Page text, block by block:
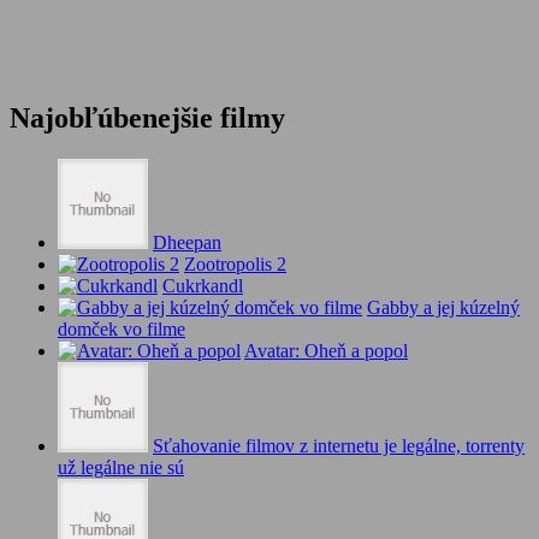
Najobľúbenejšie filmy
Dheepan
Zootropolis 2
Cukrkandl
Gabby a jej kúzelný
domček vo filme
Avatar: Oheň a popol
Sťahovanie filmov z internetu je legálne, torrenty
už legálne nie sú